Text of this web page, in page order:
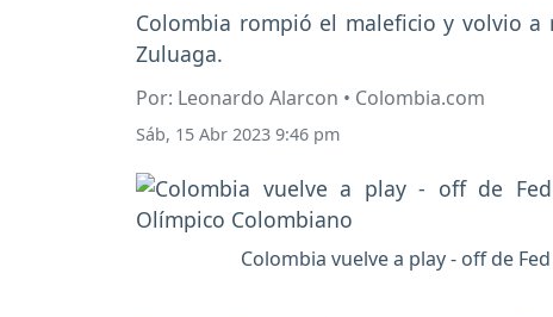
Colombia rompió el maleficio y volvio a
Zuluaga.
Por: Leonardo Alarcon • Colombia.com
Sáb, 15 Abr 2023 9:46 pm
Colombia vuelve a play - off de